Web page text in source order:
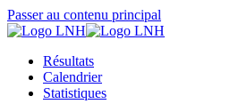
Passer au contenu principal
Résultats
Calendrier
Statistiques